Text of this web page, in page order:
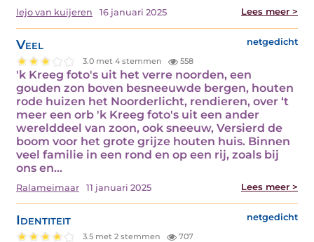
lejo van kuijeren 16 januari 2025 Lees meer >
Veel netgedicht
3.0 met 4 stemmen 558
'k Kreeg foto's uit het verre noorden, een
gouden zon boven besneeuwde bergen, houten
rode huizen het Noorderlicht, rendieren, over ‘t
meer een orb 'k Kreeg foto's uit een ander
werelddeel van zoon, ook sneeuw, Versierd de
boom voor het grote grijze houten huis. Binnen
veel familie in een rond en op een rij, zoals bij
ons en…
Ralameimaar 11 januari 2025 Lees meer >
Identiteit netgedicht
3.5 met 2 stemmen 707